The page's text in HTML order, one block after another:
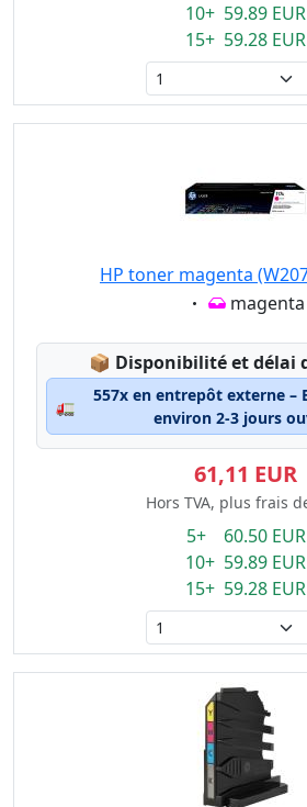
10+ 59.89 EUR
15+ 59.28 EUR
HP toner magenta
Eigenschaft:
magenta
📦 Lagerstatus:
Disponibilité et délai
🚛
557x en entrepôt externe –
environ 2-3 jours
61,11 EUR
Hors TVA, plus frais
5+ 60.50 EUR
10+ 59.89 EUR
15+ 59.28 EUR